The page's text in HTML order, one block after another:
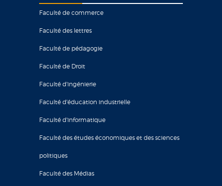
Faculté de commerce
Faculté des lettres
Faculté de pédagogie
Faculté de Droit
Faculté d'ingénierie
Faculté d'éducation industrielle
Faculté d'informatique
Faculté des études économiques et des sciences
politiques
Faculté des Médias